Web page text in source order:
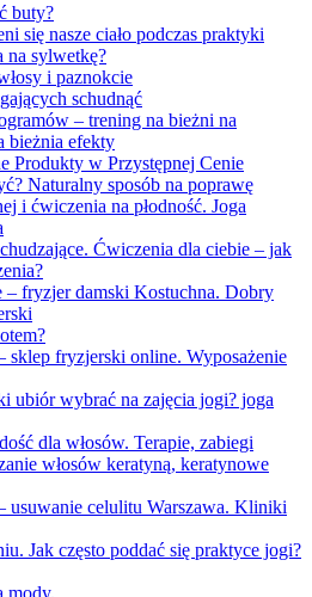
buty?
się nasze ciało podczas praktyki
na sylwetkę?
i paznokcie
schudnąć
– trening na bieżni na
bieżnia efekty
Produkty w Przystępnej Cenie
Naturalny sposób na poprawę
i ćwiczenia na płodność. Joga
Ćwiczenia dla ciebie – jak
– fryzjer damski Kostuchna. Dobry
sklep fryzjerski online. Wyposażenie
ubiór wybrać na zajęcia jogi? joga
dla włosów. Terapie, zabiegi
włosów keratyną, keratynowe
usuwanie celulitu Warszawa. Kliniki
Jak często poddać się praktyce jogi?
mody.